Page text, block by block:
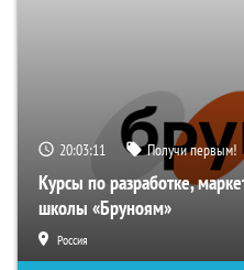
20:03:10 Получи первым!
Курсы по разработке,
школы «Бруноям»
Россия